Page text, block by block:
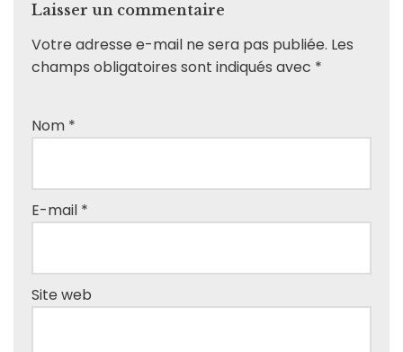
Laisser un commentaire
Votre adresse e-mail ne sera pas publiée. Les
champs obligatoires sont indiqués avec *
Nom *
E-mail *
Site web